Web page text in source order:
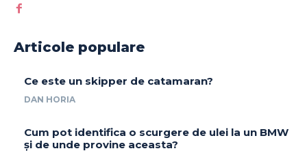
Articole populare
Ce este un skipper de catamaran?
DAN HORIA
Cum pot identifica o scurgere de ulei la un BMW
și de unde provine aceasta?